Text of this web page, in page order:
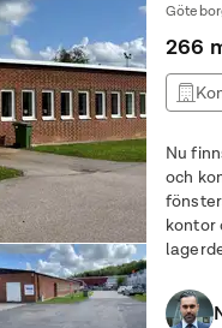
266
Nu
och kontor i
kontor